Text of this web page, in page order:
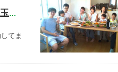
開催しました! 『新築お披露目パーティー』 埼玉県さいたま市 E様宅
てま